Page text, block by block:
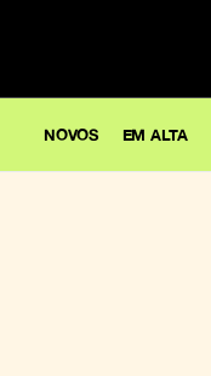
NOVOS EM ALTA